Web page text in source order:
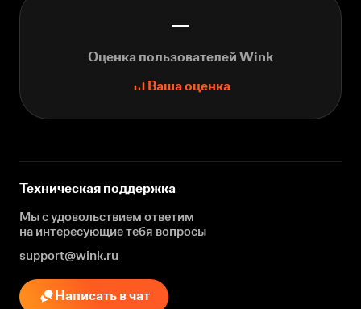
—
Оценка пользователей Wink
Ваша оценка
Техническая поддержка
Мы с удовольствием ответим
на интересующиетебя вопросы
support@wink.ru
Написать в чат